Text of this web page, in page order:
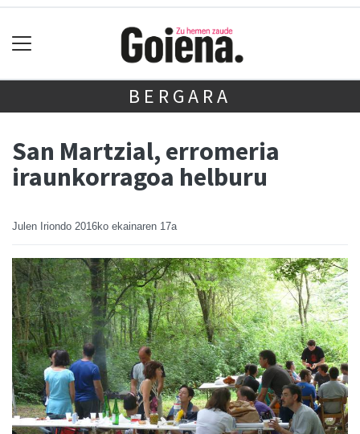
BERGARA
San Martzial, erromeria
iraunkorragoa helburu
Julen Iriondo 2016ko ekainaren 17a